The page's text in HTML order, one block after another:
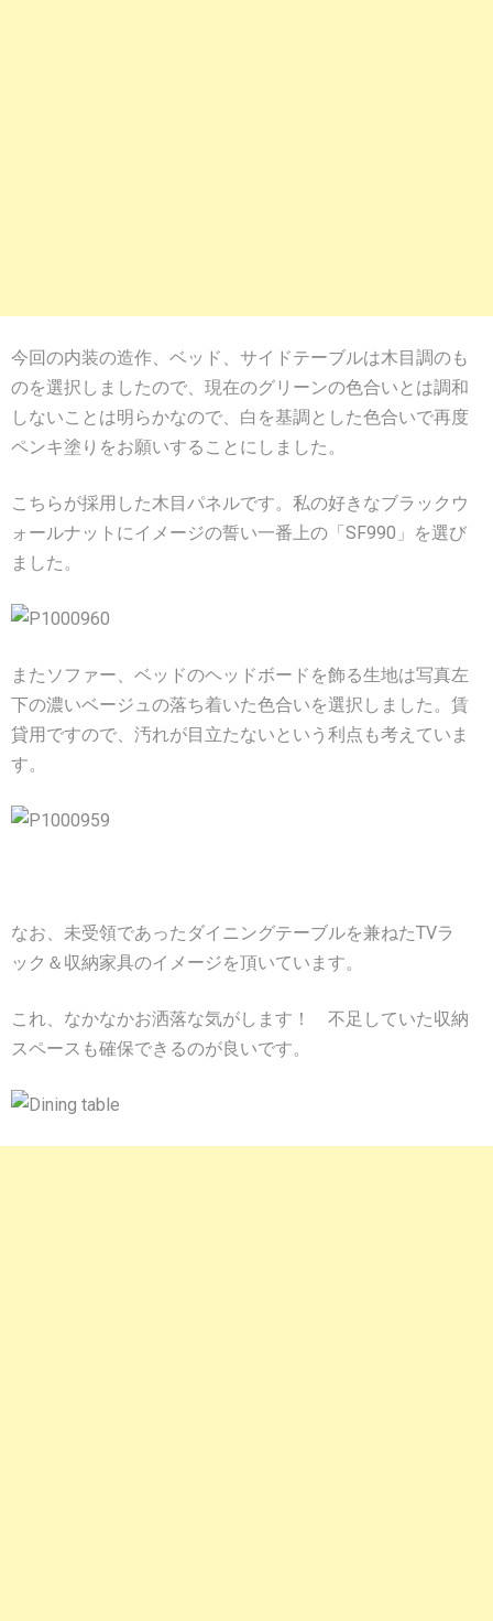
今回の内装の造作、ベッド、サイドテーブルは木目調のも
のを選択しましたので、現在のグリーンの色合いとは調和
しないことは明らかなので、白を基調とした色合いで再度
ペンキ塗りをお願いすることにしました。
こちらが採用した木目パネルです。私の好きなブラックウ
ォールナットにイメージの誓い一番上の「SF990」を選び
ました。
またソファー、ベッドのヘッドボードを飾る生地は写真左
下の濃いベージュの落ち着いた色合いを選択しました。賃
貸用ですので、汚れが目立たないという利点も考えていま
す。
なお、未受領であったダイニングテーブルを兼ねたTVラ
ック＆収納家具のイメージを頂いています。
これ、なかなかお洒落な気がします！ 不足していた収納
スペースも確保できるのが良いです。